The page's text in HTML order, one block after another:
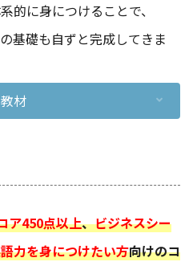
的に身につけることで、
基礎も自ずと完成してきま
教材
ア450点以上、ビジネスシー
力を身につけたい方向けのコ